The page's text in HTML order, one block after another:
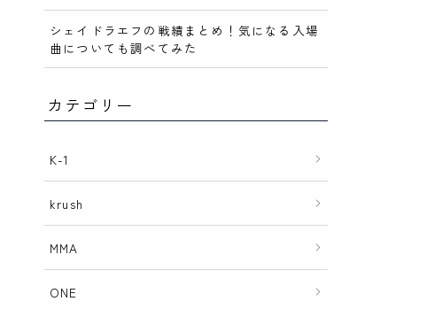
シェイドラエフの戦績まとめ！気になる入場
曲についても調べてみた
カテゴリー
K-1
krush
MMA
ONE